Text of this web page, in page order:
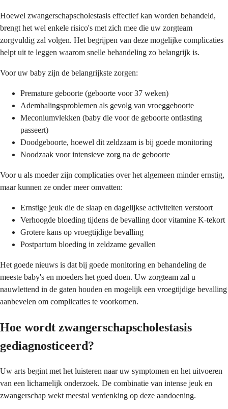
Hoewel zwangerschapscholestasis effectief kan worden behandeld,
brengt het wel enkele risico's met zich mee die uw zorgteam
zorgvuldig zal volgen. Het begrijpen van deze mogelijke complicaties
helpt uit te leggen waarom snelle behandeling zo belangrijk is.
Voor uw baby zijn de belangrijkste zorgen:
Premature geboorte (geboorte voor 37 weken)
Ademhalingsproblemen als gevolg van vroeggeboorte
Meconiumvlekken (baby die voor de geboorte ontlasting
passeert)
Doodgeboorte, hoewel dit zeldzaam is bij goede monitoring
Noodzaak voor intensieve zorg na de geboorte
Voor u als moeder zijn complicaties over het algemeen minder ernstig,
maar kunnen ze onder meer omvatten:
Ernstige jeuk die de slaap en dagelijkse activiteiten verstoort
Verhoogde bloeding tijdens de bevalling door vitamine K-tekort
Grotere kans op vroegtijdige bevalling
Postpartum bloeding in zeldzame gevallen
Het goede nieuws is dat bij goede monitoring en behandeling de
meeste baby's en moeders het goed doen. Uw zorgteam zal u
nauwlettend in de gaten houden en mogelijk een vroegtijdige bevalling
aanbevelen om complicaties te voorkomen.
Hoe wordt zwangerschapscholestasis
gediagnosticeerd?
Uw arts begint met het luisteren naar uw symptomen en het uitvoeren
van een lichamelijk onderzoek. De combinatie van intense jeuk en
zwangerschap wekt meestal verdenking op deze aandoening.